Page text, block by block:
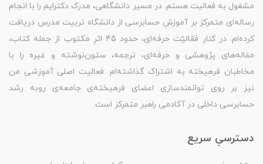
مشغول به فعالیت هستم. در مسیر دانشگاهی، مدرک دکترایم را با انجام
رساله‌ای متمرکز بر آموزشِ حسابرسی از دانشگاه تربیت مدرس دریافت
کرده‌ام. در کنار فعّالیّت حرفه‌ای، حدود 45 اثرِ مکتوب از جمله کتاب،
مقاله‌های پژوهشی و حرفه‌ای، ترجمه، ستون‌نوشته و غیره را با
مخاطبان فرهیخته به اشتراک گذاشته‌ام. فعالیت اصلی آموزشی من
نیز بر روی توانمندسازی اعضای فرهیخته‌ی جامعه‌ی روبه رشد
حسابرسی داخلی در آکادمی راهبر متمرکز است.
دسترسیِ سریع